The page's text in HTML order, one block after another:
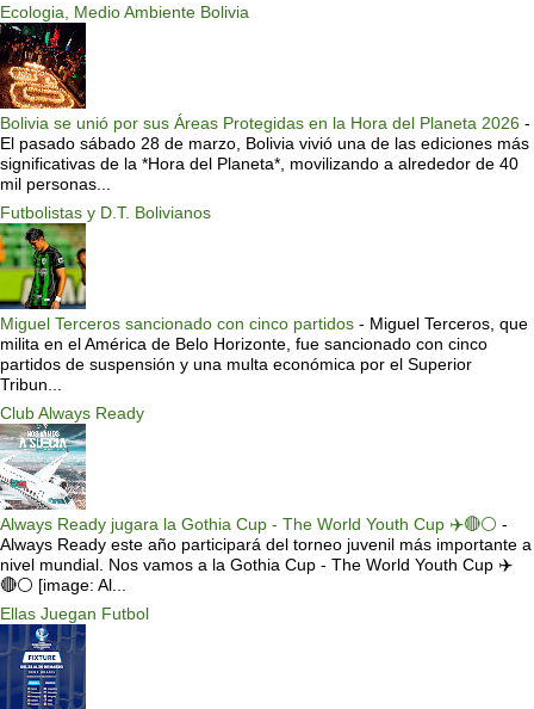
Ecologia, Medio Ambiente Bolivia
Bolivia se unió por sus Áreas Protegidas en la Hora del Planeta 2026 -
El pasado sábado 28 de marzo, Bolivia vivió una de las ediciones más
significativas de la *Hora del Planeta*, movilizando a alrededor de 40
mil personas...
Futbolistas y D.T. Bolivianos
Miguel Terceros sancionado con cinco partidos - Miguel Terceros, que
milita en el América de Belo Horizonte, fue sancionado con cinco
partidos de suspensión y una multa económica por el Superior
Tribun...
Club Always Ready
Always Ready jugara la Gothia Cup - The World Youth Cup ✈️🔴⚪️ -
Always Ready este año participará del torneo juvenil más importante a
nivel mundial. Nos vamos a la Gothia Cup - The World Youth Cup ✈️
🔴⚪️ [image: Al...
Ellas Juegan Futbol